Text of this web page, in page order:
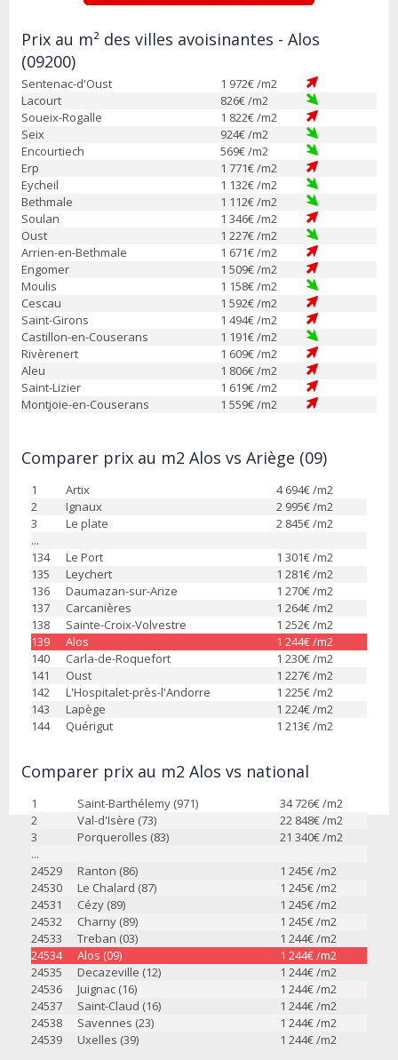
Prix au m² des villes avoisinantes - Alos
(09200)
Sentenac-d'Oust 1 972€ /m2
Lacourt
826€ /m2
Soueix-Rogalle
1 822€ /m2
Seix
924€ /m2
Encourtiech
569€ /m2
Erp
1 771€ /m2
Eycheil
1 132€ /m2
Bethmale
1 112€ /m2
Soulan
1 346€ /m2
Oust
1 227€ /m2
Arrien-en-Bethmale
1 671€ /m2
Engomer
1 509€ /m2
Moulis
1 158€ /m2
Cescau
1 592€ /m2
Saint-Girons
1 494€ /m2
Castillon-en-Couserans
1 191€ /m2
Rivèrenert
1 609€ /m2
Aleu
1 806€ /m2
Saint-Lizier
1 619€ /m2
Montjoie-en-Couserans
1 559€ /m2
Comparer prix au m2 Alos vs Ariège (09)
1 Artix 4 694€ /m2
2
Ignaux 2 995€ /m2
3
Le plate 2 845€ /m2
...
134
Le Port 1 301€ /m2
135
Leychert 1 281€ /m2
136
Daumazan-sur-Arize 1 270€ /m2
137
Carcanières 1 264€ /m2
138
Sainte-Croix-Volvestre 1 252€ /m2
139
Alos 1 244€ /m2
140
Carla-de-Roquefort 1 230€ /m2
141
Oust 1 227€ /m2
142
L'Hospitalet-près-l'Andorre 1 225€ /m2
143
Lapège 1 224€ /m2
144
Quérigut 1 213€ /m2
Comparer prix au m2 Alos vs national
1 Saint-Barthélemy (971) 34 726€ /m2
2
Val-d'Isère (73) 22 848€ /m2
3
Porquerolles (83) 21 340€ /m2
...
24529
Ranton (86) 1 245€ /m2
24530
Le Chalard (87) 1 245€ /m2
24531
Cézy (89) 1 245€ /m2
24532
Charny (89) 1 245€ /m2
24533
Treban (03) 1 244€ /m2
24534
Alos (09) 1 244€ /m2
24535
Decazeville (12) 1 244€ /m2
24536
Juignac (16) 1 244€ /m2
24537
Saint-Claud (16) 1 244€ /m2
24538
Savennes (23) 1 244€ /m2
24539
Uxelles (39) 1 244€ /m2